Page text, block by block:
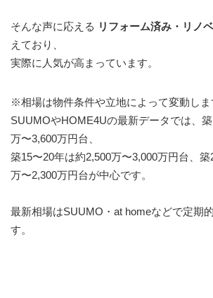
そんな声に応える リフォーム済み・リノ
えており、
実際に人気が高まっています。
※相場は物件条件や立地によって変動しま
SUUMOやHOME4Uの最新データでは、
万〜3,600万円台、
築15〜20年は約2,500万〜3,000万円台、
万〜2,300万円台が中心です。
最新相場はSUUMO・at homeなどで定期
す。